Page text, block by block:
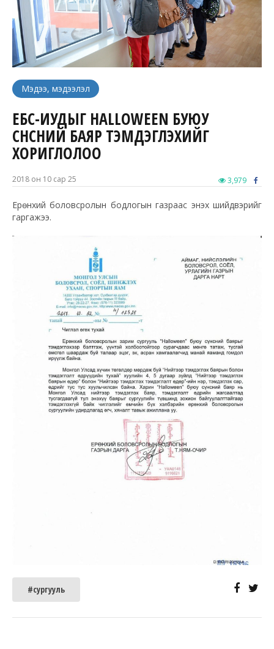
Мэдээ, мэдээлэл
ЕБС-ИУДЫГ HALLOWEEN БУЮУ
СҮНСНИЙ БАЯР ТЭМДЭГЛЭХИЙГ
ХОРИГЛОЛОО
2018 он 10 сар 25 3,979
Ерөнхий боловсролын бодлогын газраас энэхүү шийдвэрийг
гаргажээ.
#сургууль